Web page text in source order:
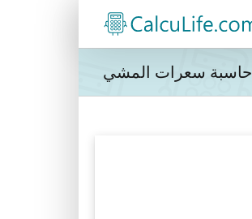
حاسبة سعرات المشي